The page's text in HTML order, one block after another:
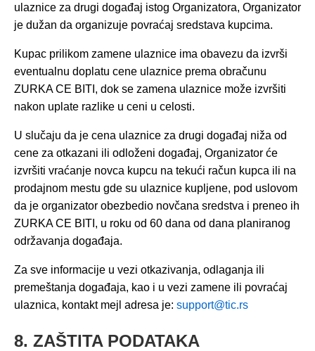
ulaznice za drugi događaj istog Organizatora, Organizator
je dužan da organizuje povraćaj sredstava kupcima.
Kupac prilikom zamene ulaznice ima obavezu da izvrši
eventualnu doplatu cene ulaznice prema obračunu
ZURKA CE BITI, dok se zamena ulaznice može izvršiti
nakon uplate razlike u ceni u celosti.
U slučaju da je cena ulaznice za drugi događaj niža od
cene za otkazani ili odloženi događaj, Organizator će
izvršiti vraćanje novca kupcu na tekući račun kupca ili na
prodajnom mestu gde su ulaznice kupljene, pod uslovom
da je organizator obezbedio novčana sredstva i preneo ih
ZURKA CE BITI, u roku od 60 dana od dana planiranog
održavanja događaja.
Za sve informacije u vezi otkazivanja, odlaganja ili
premeštanja događaja, kao i u vezi zamene ili povraćaj
ulaznica, kontakt mejl adresa je: support@tic.rs
8. ZAŠTITA PODATAKA